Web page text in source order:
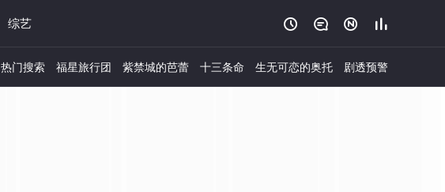
综艺    
热门搜索 福星旅行团 紫禁城的芭蕾 十三条命 生无可恋的奥托 剧透预警